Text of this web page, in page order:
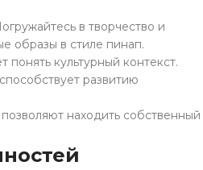
в творчество и
образы в стиле пинап.
понять культурный контекст.
развитию
находить собственный